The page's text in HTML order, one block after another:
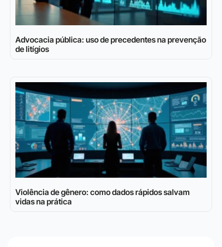
Advocacia pública: uso de precedentes na prevenção
de litígios
Violência de gênero: como dados rápidos salvam
vidas na prática